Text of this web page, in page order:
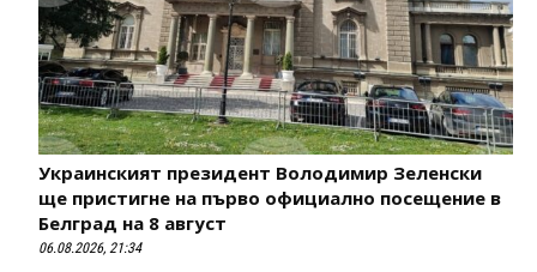
Украинският президент Володимир Зеленски
ще пристигне на първо официално посещение в
Белград на 8 август
06.08.2026, 21:34